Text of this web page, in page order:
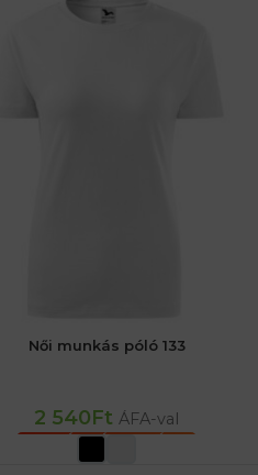
Női munkás póló 133
2 540Ft ÁFA-val
OPCIÓK VÁLASZTÁSA